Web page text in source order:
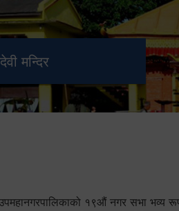
मन्दिर
नगर
कार्यालय
देखिएको दृश्य
१९औं नगर सभा भव्य